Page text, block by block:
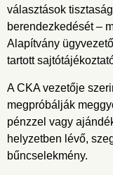
választások
berendezkedését –
Alapítvány
tartott
A CKA vezetője
megpróbálják
pénzzel vagy
helyzetben lévő,
bűncselekmény.